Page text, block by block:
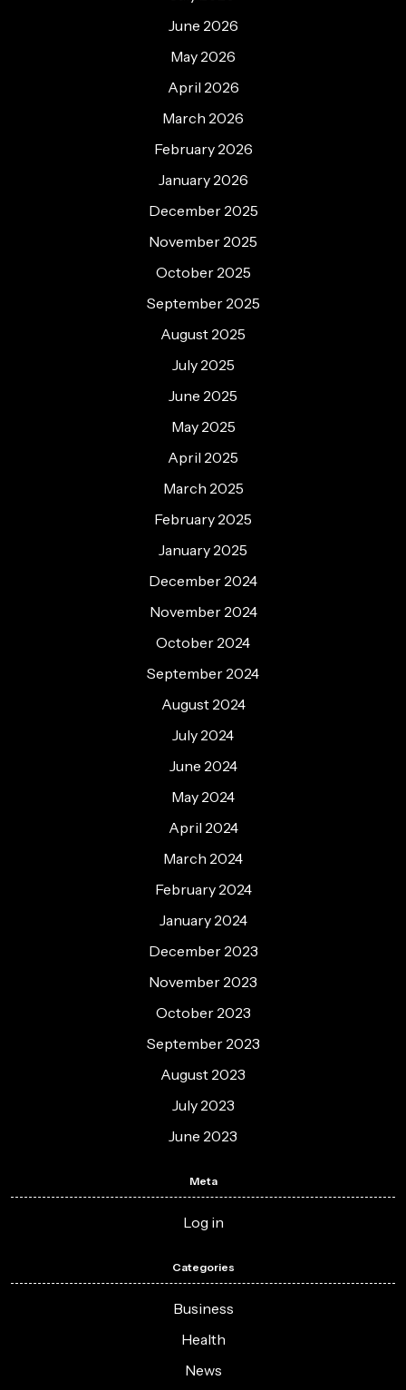
June 2026
May 2026
April 2026
March 2026
February 2026
January 2026
December 2025
November 2025
October 2025
September 2025
August 2025
July 2025
June 2025
May 2025
April 2025
March 2025
February 2025
January 2025
December 2024
November 2024
October 2024
September 2024
August 2024
July 2024
June 2024
May 2024
April 2024
March 2024
February 2024
January 2024
December 2023
November 2023
October 2023
September 2023
August 2023
July 2023
June 2023
Meta
Log in
Categories
Business
Health
News